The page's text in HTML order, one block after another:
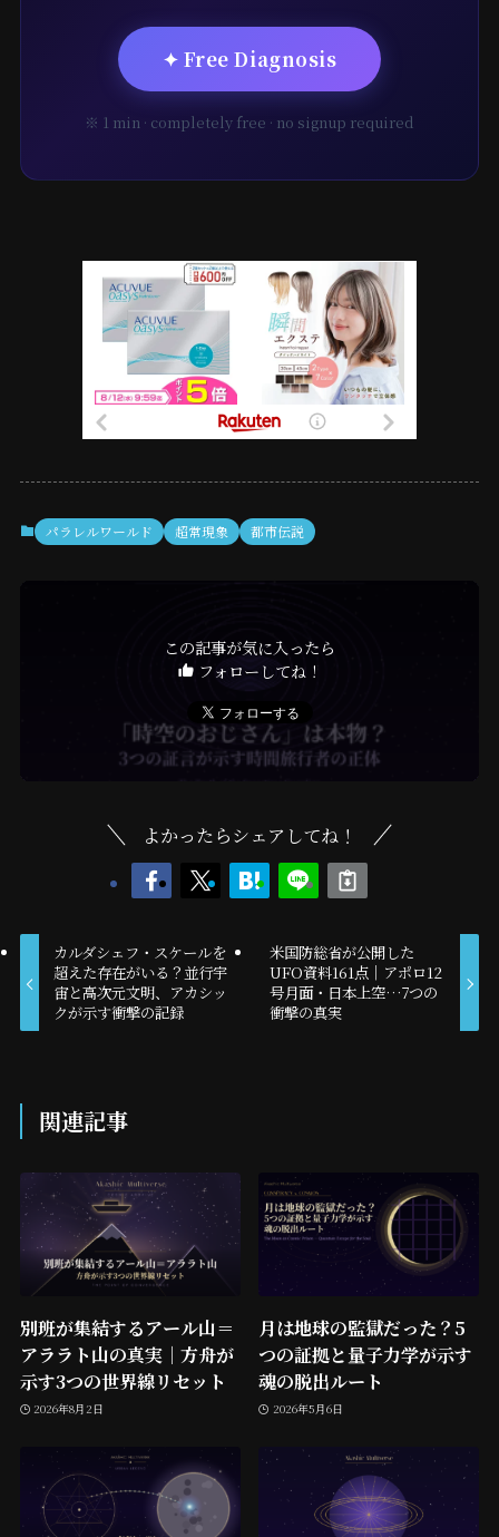
✦ Free Diagnosis
※ 1 min · completely free · no signup required
パラレルワールド 超常現象 都市伝説
この記事が気に入ったら
フォローしてね！
よかったらシェアしてね！
カルダシェフ・スケールを
超えた存在がいる？並行宇
宙と高次元文明、アカシッ
クが示す衝撃の記録
米国防総省が公開した
UFO資料161点｜アポロ12
号月面・日本上空…7つの
衝撃の真実
関連記事
別班が集結するアール山＝
アララト山の真実｜方舟が
示す3つの世界線リセット
2026年8月2日
月は地球の監獄だった？5
つの証拠と量子力学が示す
魂の脱出ルート
2026年5月6日